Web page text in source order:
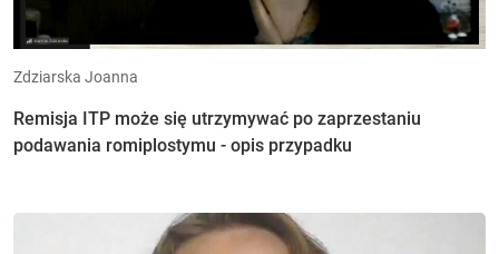
Zdziarska Joanna
Remisja ITP może się utrzymywać po zaprzestaniu
podawania romiplostymu - opis przypadku